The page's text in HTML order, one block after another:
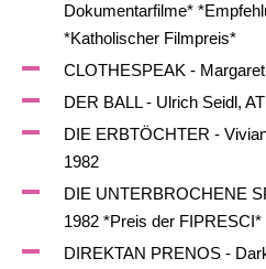
Dokumentarfilme*
*Katholischer Filmpreis*
CLOTHESPEAK -
DER BALL - Ulrich Seidl,
DIE ERBTÖCHTER -
1982
DIE UNTERBROCHENE
1982 *Preis der FIPRESCI*
DIREKTAN PRENOS -